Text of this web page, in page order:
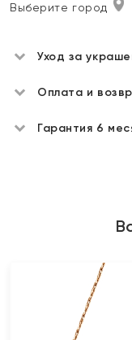
Выберите город
Уход за
Оплата и
Гарантия 6